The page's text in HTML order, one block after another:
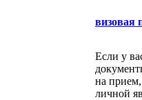
визовая
Если у
на
личной